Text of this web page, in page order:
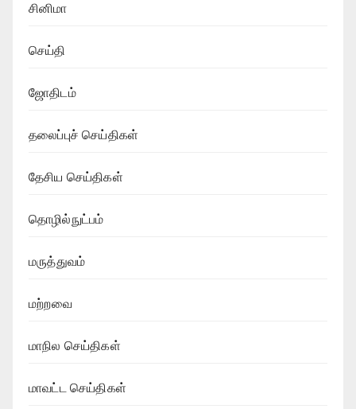
சினிமா
செய்தி
ஜோதிடம்
தலைப்புச் செய்திகள்
தேசிய செய்திகள்
தொழில்நுட்பம்
மருத்துவம்
மற்றவை
மாநில செய்திகள்
மாவட்ட செய்திகள்